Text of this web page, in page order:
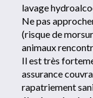
lavage
Ne pas
(risque de
animaux
Il est très
assurance
rapatriement